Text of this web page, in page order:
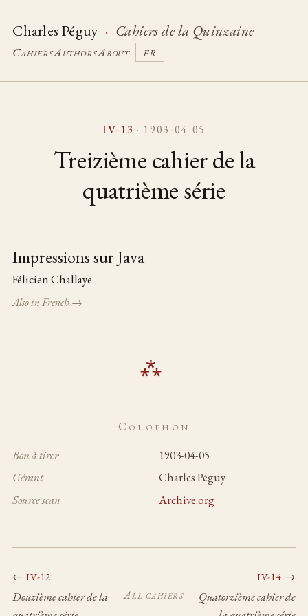
Charles Péguy · Cahiers de la Quinzaine
CahiersAuthorsAbout FR
IV-13 · 1903-04-05
Treizième cahier de la
quatrième série
Table of pieces
Impressions sur Java
Félicien Challaye
Also in French →
Colophon
Bon à tirer
1903-04-05
Gérant
Charles Péguy
Source scan
Archive.org
←IV-12
Douzième cahier de la
All cahiers
IV-14 →
Quatorzième cahier de